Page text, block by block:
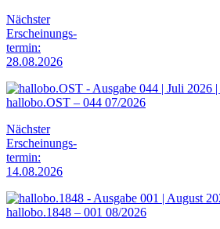
Nächster
Erscheinungs-
termin:
28.08.2026
hallobo.OST – 044 07/2026
Nächster
Erscheinungs-
termin:
14.08.2026
hallobo.1848 – 001 08/2026